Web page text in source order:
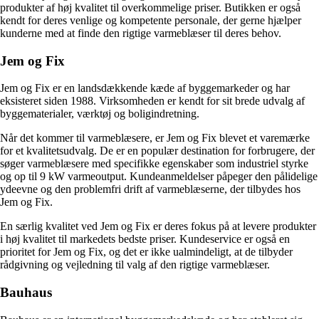
produkter af høj kvalitet til overkommelige priser. Butikken er også
kendt for deres venlige og kompetente personale, der gerne hjælper
kunderne med at finde den rigtige varmeblæser til deres behov.
Jem og Fix
Jem og Fix er en landsdækkende kæde af byggemarkeder og har
eksisteret siden 1988. Virksomheden er kendt for sit brede udvalg af
byggematerialer, værktøj og boligindretning.
Når det kommer til varmeblæsere, er Jem og Fix blevet et varemærke
for et kvalitetsudvalg. De er en populær destination for forbrugere, der
søger varmeblæsere med specifikke egenskaber som industriel styrke
og op til 9 kW varmeoutput. Kundeanmeldelser påpeger den pålidelige
ydeevne og den problemfri drift af varmeblæserne, der tilbydes hos
Jem og Fix.
En særlig kvalitet ved Jem og Fix er deres fokus på at levere produkter
i høj kvalitet til markedets bedste priser. Kundeservice er også en
prioritet for Jem og Fix, og det er ikke ualmindeligt, at de tilbyder
rådgivning og vejledning til valg af den rigtige varmeblæser.
Bauhaus